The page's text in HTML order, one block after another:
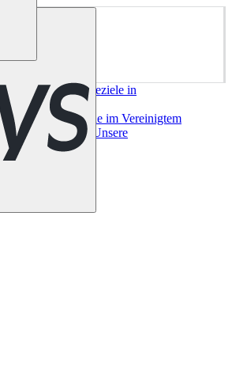
RicaAlle Reiseziele in
Alle Reiseziele im Vereinigtem
Queenstown
Unsere